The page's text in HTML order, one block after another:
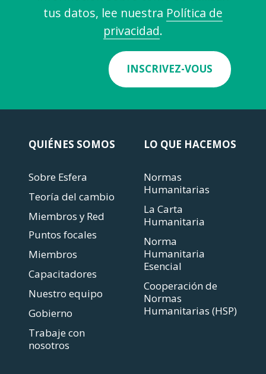
tus datos, lee nuestra Política de
privacidad.
INSCRIVEZ-VOUS
QUIÉNES SOMOS
Sobre Esfera
Teoría del cambio
Miembros y Red
Puntos focales
Miembros
Capacitadores
Nuestro equipo
Gobierno
Trabaje con
nosotros
LO QUE HACEMOS
Normas
Humanitarias
La Carta
Humanitaria
Norma
Humanitaria
Esencial
Cooperación de
Normas
Humanitarias (HSP)